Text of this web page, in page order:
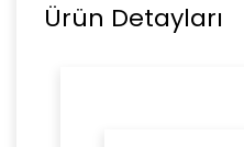
Ürün Detayları